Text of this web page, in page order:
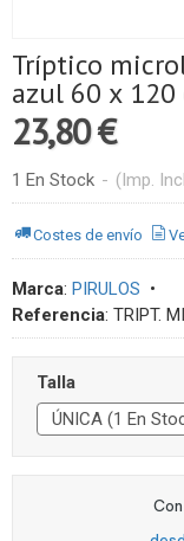
Tríptico
azul 60 x 120
23,80 €
1 En Stock - (Imp.
Costes de envío
Marca: PIRULOS •
Referencia: TRIPT.
Talla